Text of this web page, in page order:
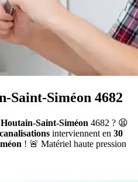
Saint-Siméon 4682
Saint-Siméon 4682 ? 😫
interviennent en 30
! 🚨 Matériel haute pression